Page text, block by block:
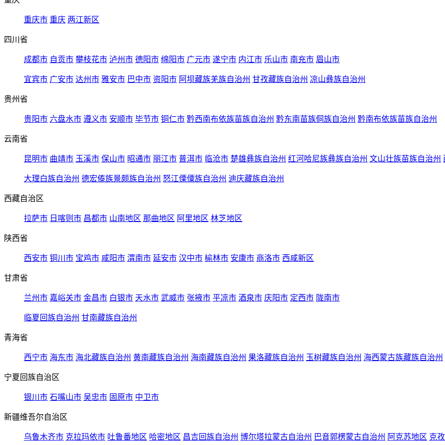
重庆市 重庆 两江新区
四川省
成都市 自贡市 攀枝花市 泸州市 德阳市 绵阳市 广元市 遂宁市 内江市 乐山市 南充市 眉山市
宜宾市 广安市 达州市 雅安市 巴中市 资阳市 阿坝藏族羌族自治州 甘孜藏族自治州 凉山彝族自治州
贵州省
贵阳市 六盘水市 遵义市 安顺市 毕节市 铜仁市 黔西南布依族苗族自治州 黔东南苗族侗族自治州 黔南布依族苗族自治州
云南省
昆明市 曲靖市 玉溪市 保山市 昭通市 丽江市 普洱市 临沧市 楚雄彝族自治州 红河哈尼族彝族自治州 文山壮族苗族自治州
大理白族自治州 德宏傣族景颇族自治州 怒江傈僳族自治州 迪庆藏族自治州
西藏自治区
拉萨市 日喀则市 昌都市 山南地区 那曲地区 阿里地区 林芝地区
陕西省
西安市 铜川市 宝鸡市 咸阳市 渭南市 延安市 汉中市 榆林市 安康市 商洛市 西咸新区
甘肃省
兰州市 嘉峪关市 金昌市 白银市 天水市 武威市 张掖市 平凉市 酒泉市 庆阳市 定西市 陇南市
临夏回族自治州 甘南藏族自治州
青海省
西宁市 海东市 海北藏族自治州 黄南藏族自治州 海南藏族自治州 果洛藏族自治州 玉树藏族自治州 海西蒙古族藏族自治州
宁夏回族自治区
银川市 石嘴山市 吴忠市 固原市 中卫市
新疆维吾尔自治区
乌鲁木齐市 克拉玛依市 吐鲁番地区 哈密地区 昌吉回族自治州 博尔塔拉蒙古自治州 巴音郭楞蒙古自治州 阿克苏地区 克